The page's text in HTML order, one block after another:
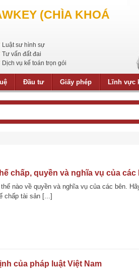
(CHÌA KHOÁ
Luật sư hình sự
Tư vấn đất đai
Dịch vụ kế toán trọn gói
Đầu tư Giấy phép Lĩnh vực
chấp, quyền và nghĩa vụ của các
nào về quyền và nghĩa vụ của các bên.
chấp tài sản [...]
của pháp luật Việt Nam